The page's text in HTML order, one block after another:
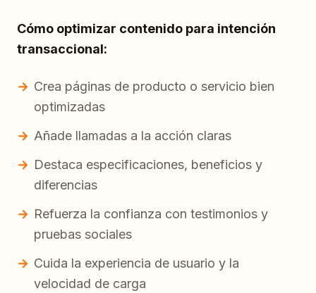
Cómo optimizar contenido para intención
transaccional:
Crea páginas de producto o servicio bien
optimizadas
Añade llamadas a la acción claras
Destaca especificaciones, beneficios y
diferencias
Refuerza la confianza con testimonios y
pruebas sociales
Cuida la experiencia de usuario y la
velocidad de carga